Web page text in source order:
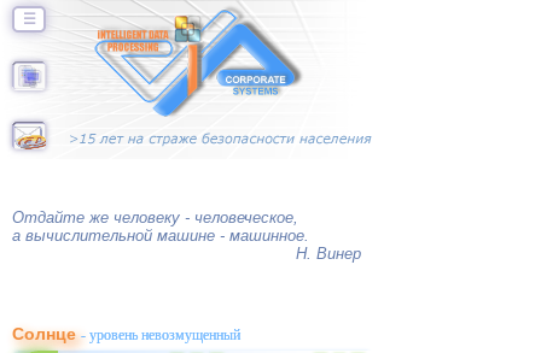
☰
Отдайте же человеку - человеческое,
а вычислительной машине - машинное.
Н. Винер
Солнце- уровень невозмущенный